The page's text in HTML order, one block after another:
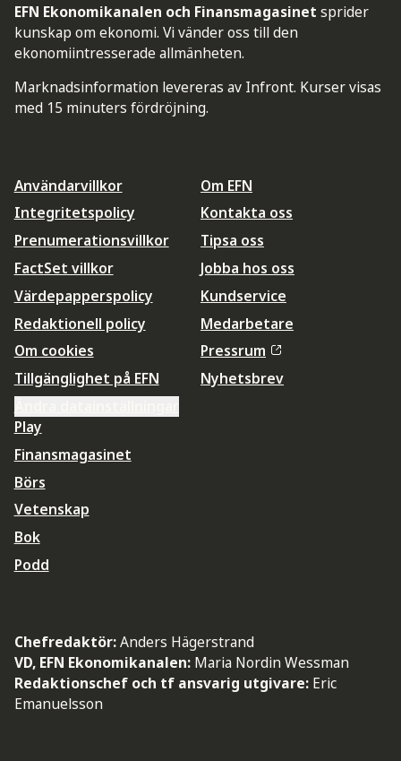
EFN Ekonomikanalen och Finansmagasinet sprider
kunskap om ekonomi. Vi vänder oss till den
ekonomiintresserade allmänheten.
Marknadsinformation levereras av Infront. Kurser visas
med 15 minuters fördröjning.
Användarvillkor
Integritetspolicy
Prenumerationsvillkor
FactSet villkor
Värdepapperspolicy
Redaktionell policy
Om cookies
Tillgänglighet på EFN
Om EFN
Kontakta oss
Tipsa oss
Jobba hos oss
Kundservice
Medarbetare
Pressrum
Nyhetsbrev
Play
Finansmagasinet
Börs
Vetenskap
Bok
Podd
Chefredaktör:Anders Hägerstrand
VD, EFN Ekonomikanalen: Maria Nordin Wessman
Redaktionschef och tf ansvarig utgivare: Eric
Emanuelsson